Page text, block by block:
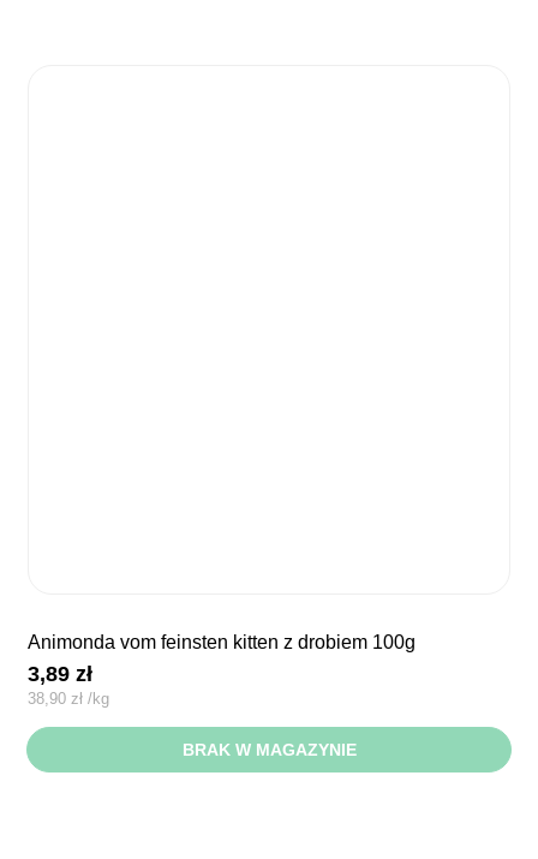
animonda vom feinsten kitten z drobiem 100g
3,89zł
38,90 zł /kg
BRAK W MAGAZYNIE